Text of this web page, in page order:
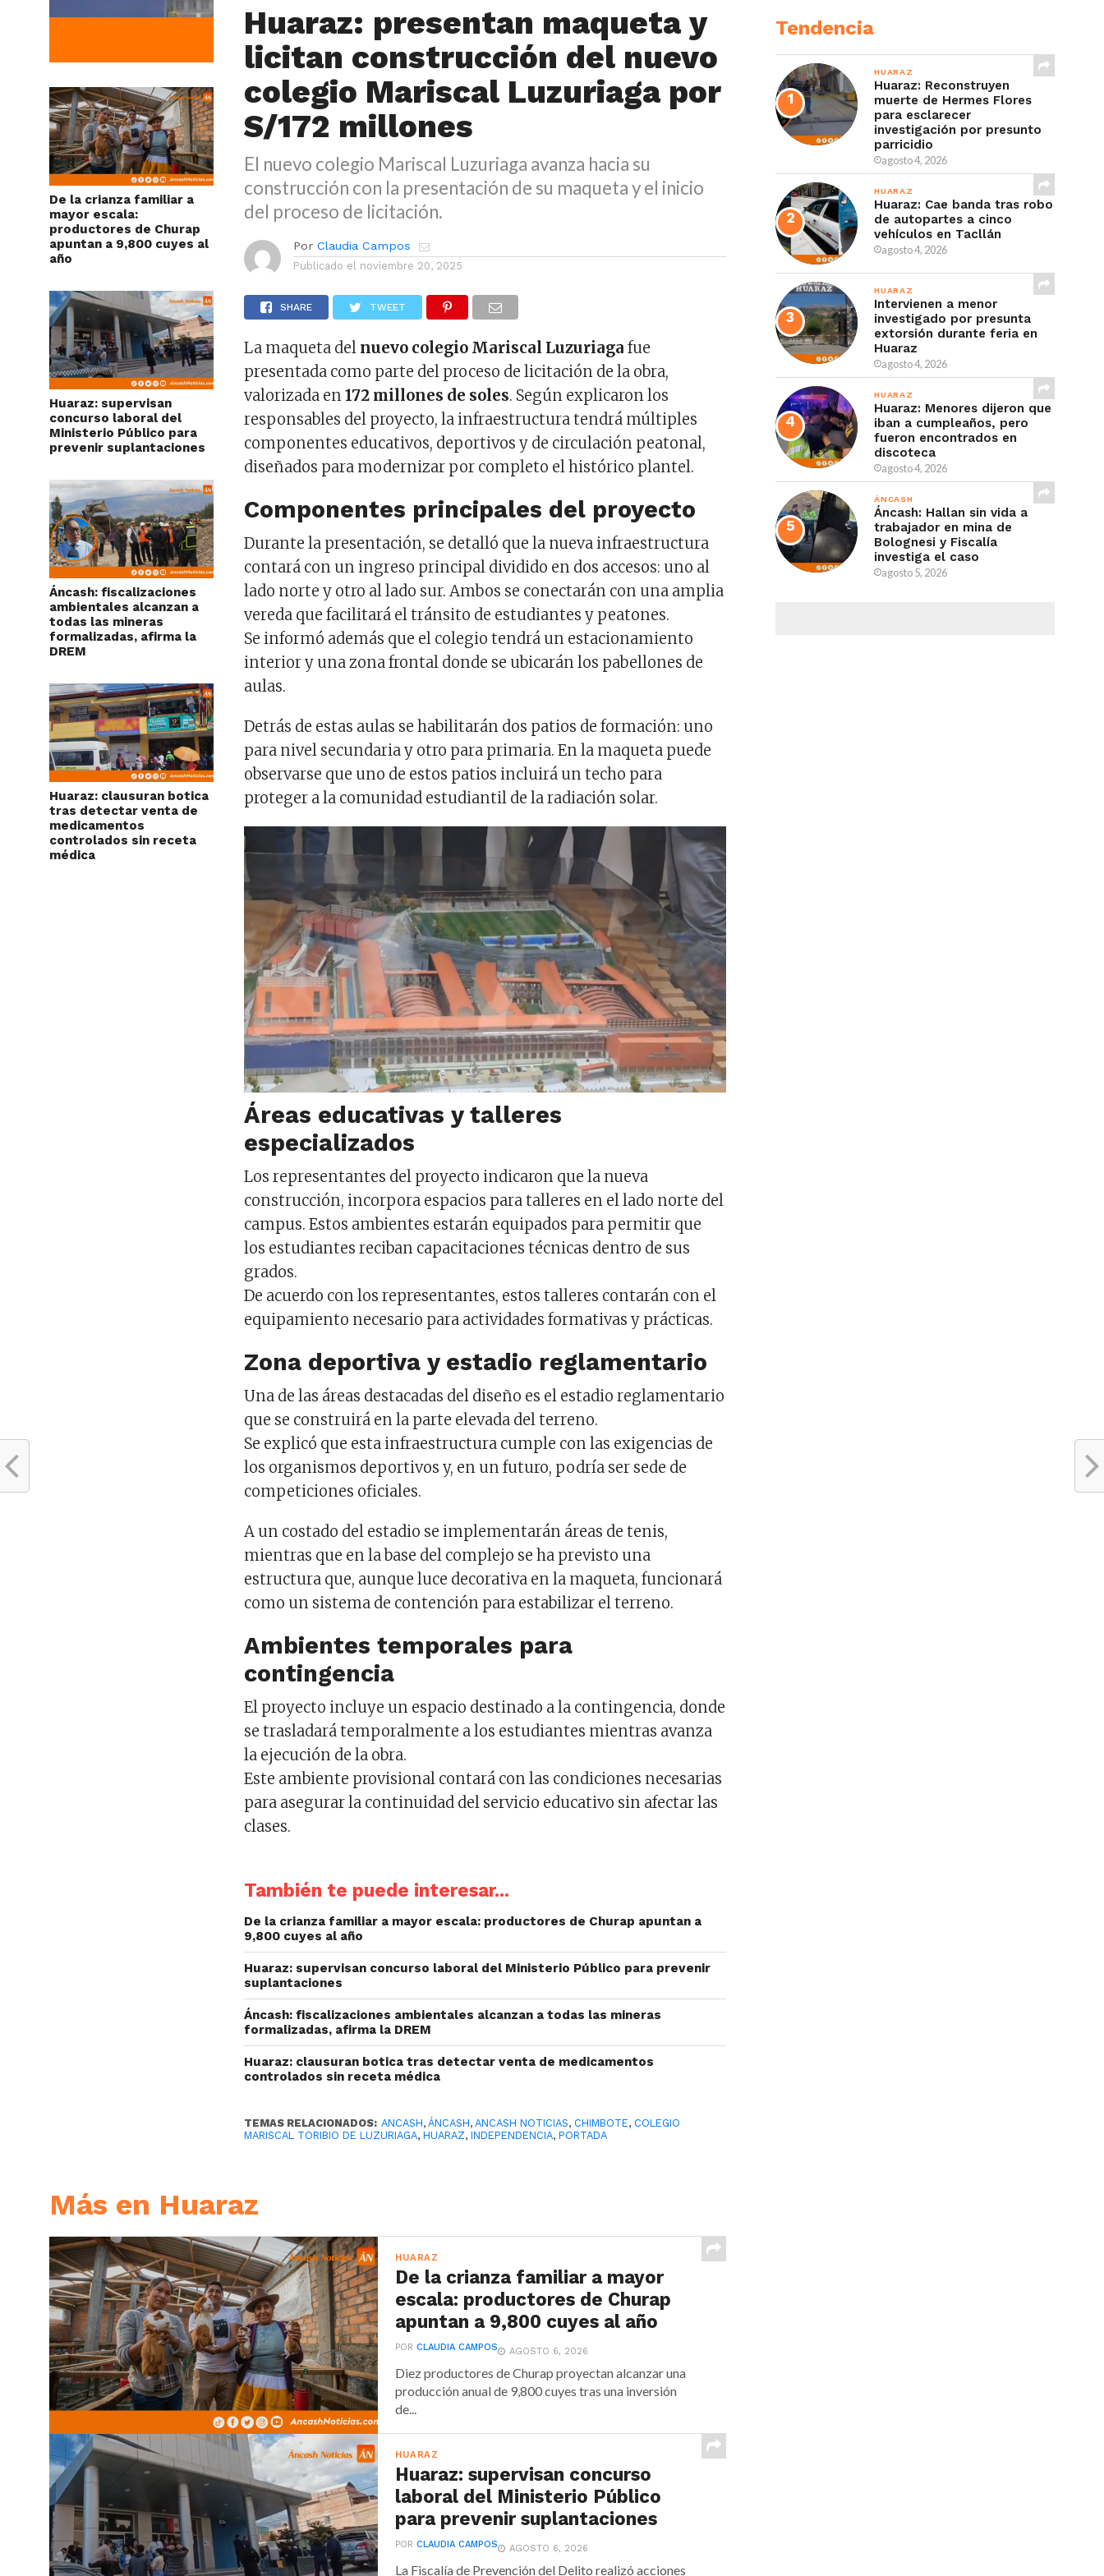
De la crianza familiar a
mayor escala:
productores de Churap
apuntan a 9,800 cuyes al
año
Huaraz: supervisan
concurso laboral del
Ministerio Público para
prevenir suplantaciones
Áncash: fiscalizaciones
ambientales alcanzan a
todas las mineras
formalizadas, afirma la
DREM
Huaraz: clausuran botica
tras detectar venta de
medicamentos
controlados sin receta
médica
Huaraz: presentan maqueta y
licitan construcción del nuevo
colegio Mariscal Luzuriaga por
S/172 millones
El nuevo colegio Mariscal Luzuriaga avanza hacia su
construcción con la presentación de su maqueta y el inicio
del proceso de licitación.
Por Claudia Campos
Publicado el noviembre 20, 2025
SHARE TWEET
La maqueta del nuevo colegio Mariscal Luzuriaga fue
presentada como parte del proceso de licitación de la obra,
valorizada en172 millones de soles. Según explicaron los
responsables del proyecto, la infraestructura tendrá múltiples
componentes educativos, deportivos y de circulación peatonal,
diseñados para modernizar por completo el histórico plantel.
Componentes principales del proyecto
Durante la presentación, se detalló que la nueva infraestructura
contará con un ingreso principal dividido en dos accesos: uno al
lado norte y otro al lado sur. Ambos se conectarán con una amplia
vereda que facilitará el tránsito de estudiantes y peatones.
Se informó además que el colegio tendrá un estacionamiento
interior y una zona frontal donde se ubicarán los pabellones de
aulas.
Detrás de estas aulas se habilitarán dos patios de formación: uno
para nivel secundaria y otro para primaria. En la maqueta puede
observarse que uno de estos patios incluirá un techo para
proteger a la comunidad estudiantil de la radiación solar.
Áreas educativas y talleres
especializados
Los representantes del proyecto indicaron que la nueva
construcción, incorpora espacios para talleres en el lado norte del
campus. Estos ambientes estarán equipados para permitir que
los estudiantes reciban capacitaciones técnicas dentro de sus
grados.
De acuerdo con los representantes, estos talleres contarán con el
equipamiento necesario para actividades formativas y prácticas.
Zona deportiva y estadio reglamentario
Una de las áreas destacadas del diseño es el estadio reglamentario
que se construirá en la parte elevada del terreno.
Se explicó que esta infraestructura cumple con las exigencias de
los organismos deportivos y, en un futuro, podría ser sede de
competiciones oficiales.
A un costado del estadio se implementarán áreas de tenis,
mientras que en la base del complejo se ha previsto una
estructura que, aunque luce decorativa en la maqueta, funcionará
como un sistema de contención para estabilizar el terreno.
Ambientes temporales para
contingencia
El proyecto incluye un espacio destinado a la contingencia, donde
se trasladará temporalmente a los estudiantes mientras avanza
la ejecución de la obra.
Este ambiente provisional contará con las condiciones necesarias
para asegurar la continuidad del servicio educativo sin afectar las
clases.
También te puede interesar...
De la crianza familiar a mayor escala: productores de Churap apuntan a
9,800 cuyes al año
Huaraz: supervisan concurso laboral del Ministerio Público para prevenir
suplantaciones
Áncash: fiscalizaciones ambientales alcanzan a todas las mineras
formalizadas, afirma la DREM
Huaraz: clausuran botica tras detectar venta de medicamentos
controlados sin receta médica
TEMAS RELACIONADOS: ANCASH,ÁNCASH,ANCASH NOTICIAS, CHIMBOTE, COLEGIO
MARISCAL TORIBIO DE LUZURIAGA,HUARAZ,INDEPENDENCIA,PORTADA
Más en Huaraz
HUARAZ
De la crianza familiar a mayor
escala: productores de Churap
apuntan a 9,800 cuyes al año
PORCLAUDIA CAMPOS AGOSTO 6, 2026
Diez productores de Churap proyectan alcanzar una
producción anual de 9,800 cuyes tras una inversión
de...
HUARAZ
Huaraz: supervisan concurso
laboral del Ministerio Público
para prevenir suplantaciones
PORCLAUDIA CAMPOS AGOSTO 6, 2026
La Fiscalía de Prevención del Delito realizó acciones
Tendencia
HUARAZ
Huaraz: Reconstruyen
muerte de Hermes Flores
para esclarecer
investigación por presunto
parricidio
agosto 4, 2026
HUARAZ
Huaraz: Cae banda tras robo
de autopartes a cinco
vehículos en Tacllán
agosto 4, 2026
HUARAZ
Intervienen a menor
investigado por presunta
extorsión durante feria en
Huaraz
agosto 4, 2026
HUARAZ
Huaraz: Menores dijeron que
iban a cumpleaños, pero
fueron encontrados en
discoteca
agosto 4, 2026
ÁNCASH
Áncash: Hallan sin vida a
trabajador en mina de
Bolognesi y Fiscalía
investiga el caso
agosto 5, 2026